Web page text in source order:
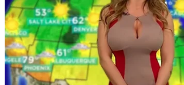
Membaca Masa Depan Ekonomi Indonesia
Analisis Mendalam
2 weeks ago